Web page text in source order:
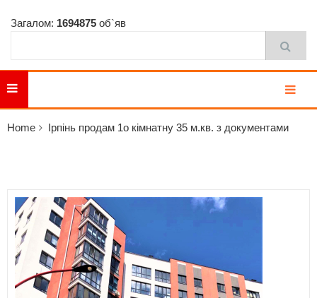
Загалом: 1694875 об`яв
Home Ірпінь продам 1о кімнатну 35 м.кв. з документами